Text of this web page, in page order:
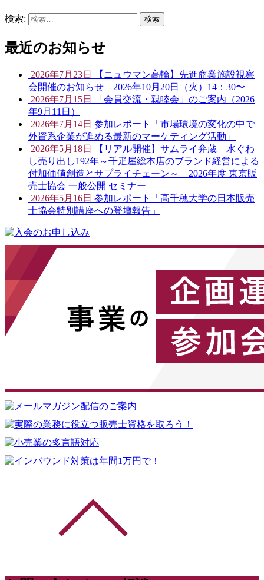
検索:
最近のお知らせ
2026年7月23日
【ニュウマン高輪】先進商業施設視察
会開催のお知らせ 2026年10月20日（火）14：30〜
2026年7月15日
「会員交流・親睦会」のご案内（2026
年9月11日）
2026年7月14日 参加レポート「市場環境の変化の中で
外資系企業が進める最新のマーケティング活動」
2026年5月18日
【リアル開催】サムライ弁蔵 水ぐわ
し売り出し192年～千疋屋総本店のブランド経営による
付加価値創造とサプライチェーン～ 2026年度 東京販
売士協会 一般公開 セミナー
2026年5月16日 参加レポート「高千穂大学の日本販売
士協会特別講座への登壇報告」